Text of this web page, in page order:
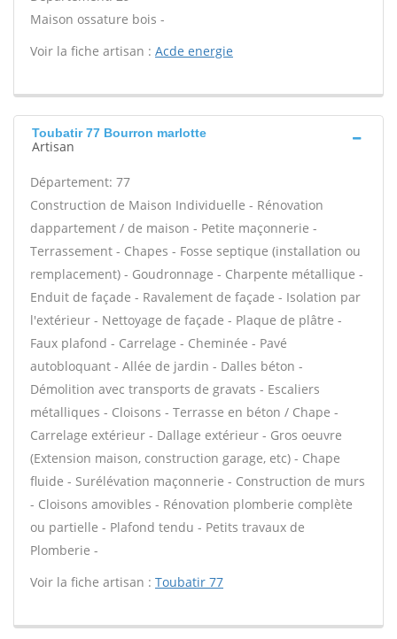
Maison ossature bois -
Voir la fiche artisan : Acde energie
Toubatir 77 Bourron marlotte
Artisan
Département: 77
Construction de Maison Individuelle - Rénovation
dappartement / de maison - Petite maçonnerie -
Terrassement - Chapes - Fosse septique (installation ou
remplacement) - Goudronnage - Charpente métallique -
Enduit de façade - Ravalement de façade - Isolation par
l'extérieur - Nettoyage de façade - Plaque de plâtre -
Faux plafond - Carrelage - Cheminée - Pavé
autobloquant - Allée de jardin - Dalles béton -
Démolition avec transports de gravats - Escaliers
métalliques - Cloisons - Terrasse en béton / Chape -
Carrelage extérieur - Dallage extérieur - Gros oeuvre
(Extension maison, construction garage, etc) - Chape
fluide - Surélévation maçonnerie - Construction de murs
- Cloisons amovibles - Rénovation plomberie complète
ou partielle - Plafond tendu - Petits travaux de
Plomberie -
Voir la fiche artisan : Toubatir 77